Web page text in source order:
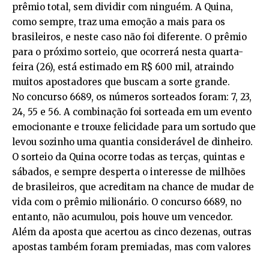
prêmio total, sem dividir com ninguém. A Quina,
como sempre, traz uma emoção a mais para os
brasileiros, e neste caso não foi diferente. O prêmio
para o próximo sorteio, que ocorrerá nesta quarta-
feira (26), está estimado em R$ 600 mil, atraindo
muitos apostadores que buscam a sorte grande.
No concurso 6689, os números sorteados foram: 7, 23,
24, 55 e 56. A combinação foi sorteada em um evento
emocionante e trouxe felicidade para um sortudo que
levou sozinho uma quantia considerável de dinheiro.
O sorteio da Quina ocorre todas as terças, quintas e
sábados, e sempre desperta o interesse de milhões
de brasileiros, que acreditam na chance de mudar de
vida com o prêmio milionário. O concurso 6689, no
entanto, não acumulou, pois houve um vencedor.
Além da aposta que acertou as cinco dezenas, outras
apostas também foram premiadas, mas com valores